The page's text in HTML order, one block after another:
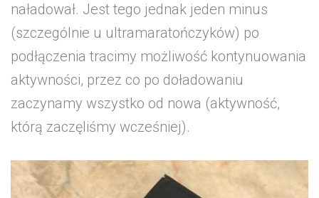
naładował. Jest tego jednak jeden minus
(szczególnie u ultramaratończyków) po
podłączenia tracimy możliwość kontynuowania
aktywności, przez co po doładowaniu
zaczynamy wszystko od nowa (aktywność,
którą zaczęliśmy wcześniej).